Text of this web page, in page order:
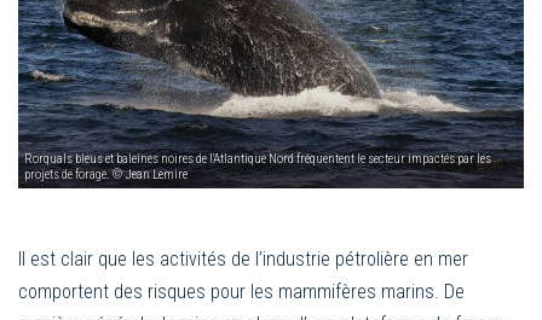
Rorquals bleus et baleines noires de l'Atlantique Nord fréquentent le secteur impactés par les
projets de forage. © Jean Lemire
Il est clair que les activités de l’industrie pétrolière en mer
comportent des risques pour les mammifères marins. De